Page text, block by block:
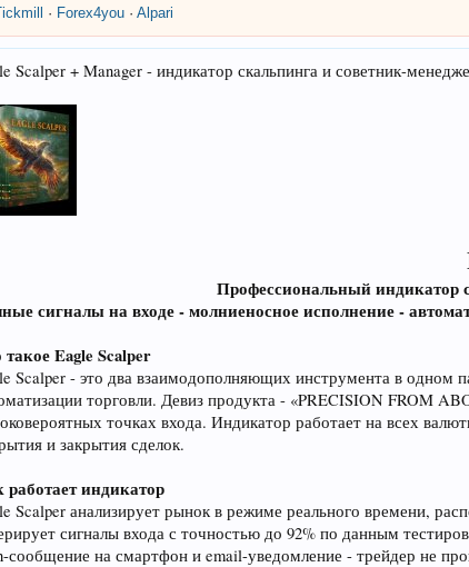
· Forex4you ·Alpari
Scalper + Manager - индикатор скальпинга и советник-
Профессиональный индикатор
сигналы на входе - молниеносное исполнение -
такое Eagle Scalper
Scalper - это два взаимодополняющих инструмента в одном
торговли. Девиз продукта - «PRECISION FROM
точках входа. Индикатор работает на всех
и закрытия сделок.
работает индикатор
Scalper анализирует рынок в режиме реального времени,
сигналы входа с точностью до 92% по данным
сообщение на смартфон и email-уведомление - трейдер не